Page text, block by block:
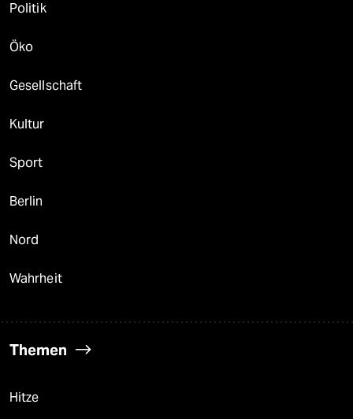
Politik
Öko
Gesellschaft
Kultur
Sport
Berlin
Nord
Wahrheit
Themen
Hitze